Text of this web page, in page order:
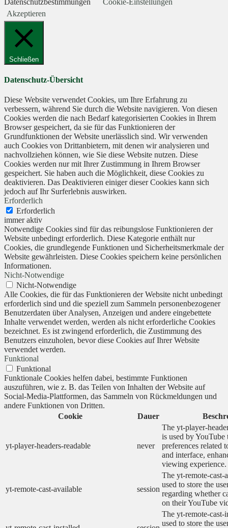
Akzeptieren
Schließen
Datenschutz-Übersicht
Diese Website verwendet Cookies, um Ihre Erfahrung zu
verbessern, während Sie durch die Website navigieren. Von diesen
Cookies werden die nach Bedarf kategorisierten Cookies in Ihrem
Browser gespeichert, da sie für das Funktionieren der
Grundfunktionen der Website unerlässlich sind. Wir verwenden
auch Cookies von Drittanbietern, mit denen wir analysieren und
nachvollziehen können, wie Sie diese Website nutzen. Diese
Cookies werden nur mit Ihrer Zustimmung in Ihrem Browser
gespeichert. Sie haben auch die Möglichkeit, diese Cookies zu
deaktivieren. Das Deaktivieren einiger dieser Cookies kann sich
jedoch auf Ihr Surferlebnis auswirken.
Erforderlich
Erforderlich
immer aktiv
Notwendige Cookies sind für das reibungslose Funktionieren der
Website unbedingt erforderlich. Diese Kategorie enthält nur
Cookies, die grundlegende Funktionen und Sicherheitsmerkmale der
Website gewährleisten. Diese Cookies speichern keine persönlichen
Informationen.
Nicht-Notwendige
Nicht-Notwendige
Alle Cookies, die für das Funktionieren der Website nicht unbedingt
erforderlich sind und die speziell zum Sammeln personenbezogener
Benutzerdaten über Analysen, Anzeigen und andere eingebettete
Inhalte verwendet werden, werden als nicht erforderliche Cookies
bezeichnet. Es ist zwingend erforderlich, die Zustimmung des
Benutzers einzuholen, bevor diese Cookies auf Ihrer Website
verwendet werden.
Funktional
Funktional
Funktionale Cookies helfen dabei, bestimmte Funktionen
auszuführen, wie z. B. das Teilen von Inhalten der Website auf
Social-Media-Plattformen, das Sammeln von Rückmeldungen und
andere Funktionen von Dritten.
Cookie
Dauer
yt-player-headers-readable never
The yt-player-
is used by YouTube
preferences related
and interface,
viewing experience.
yt-remote-cast-available session
The yt-remote-cast-
used to store the
regarding whether
on their YouTube
The yt-remote-cast-
used to store the